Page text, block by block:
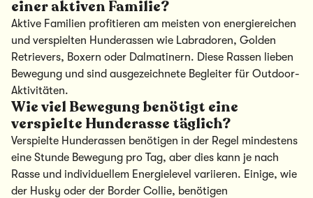
einer aktiven Familie?
Aktive Familien profitieren am meisten von energiereichen
und verspielten Hunderassen wie Labradoren, Golden
Retrievers, Boxern oder Dalmatinern. Diese Rassen lieben
Bewegung und sind ausgezeichnete Begleiter für Outdoor-
Aktivitäten.
Wie viel Bewegung benötigt eine
verspielte Hunderasse täglich?
Verspielte Hunderassen benötigen in der Regel mindestens
eine Stunde Bewegung pro Tag, aber dies kann je nach
Rasse und individuellem Energielevel variieren. Einige, wie
der Husky oder der Border Collie, benötigen